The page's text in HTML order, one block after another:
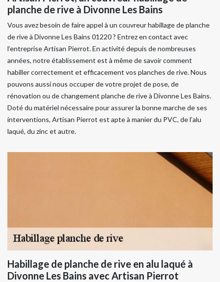
planche de rive à Divonne Les Bains
Vous avez besoin de faire appel à un couvreur habillage de planche
de rive à Divonne Les Bains 01220 ? Entrez en contact avec
l’entreprise Artisan Pierrot. En activité depuis de nombreuses
années, notre établissement est à même de savoir comment
habiller correctement et efficacement vos planches de rive. Nous
pouvons aussi nous occuper de votre projet de pose, de
rénovation ou de changement planche de rive à Divonne Les Bains.
Doté du matériel nécessaire pour assurer la bonne marche de ses
interventions, Artisan Pierrot est apte à manier du PVC, de l’alu
laqué, du zinc et autre.
Habillage de planche de rive en alu laqué à
Divonne Les Bains avec Artisan Pierrot